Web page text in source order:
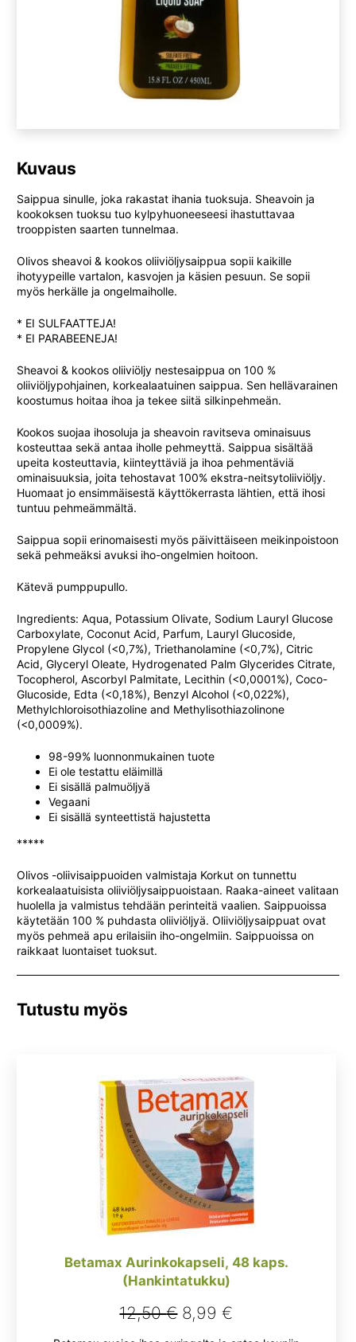
Kuvaus
Saippua sinulle, joka rakastat ihania tuoksuja. Sheavoin ja
kookoksen tuoksu tuo kylpyhuoneeseesi ihastuttavaa
trooppisten saarten tunnelmaa.
Olivos sheavoi & kookos oliiviöljysaippua sopii kaikille
ihotyypeille vartalon, kasvojen ja käsien pesuun. Se sopii
myös herkälle ja ongelmaiholle.
* EI SULFAATTEJA!
* EI PARABEENEJA!
Sheavoi & kookos oliiviöljy nestesaippua on 100 %
oliiviöljypohjainen, korkealaatuinen saippua. Sen hellävarainen
koostumus hoitaa ihoa ja tekee siitä silkinpehmeän.
Kookos suojaa ihosoluja ja sheavoin ravitseva ominaisuus
kosteuttaa sekä antaa iholle pehmeyttä. Saippua sisältää
upeita kosteuttavia, kiinteyttäviä ja ihoa pehmentäviä
ominaisuuksia, joita tehostavat 100% ekstra-neitsytoliiviöljy.
Huomaat jo ensimmäisestä käyttökerrasta lähtien, että ihosi
tuntuu pehmeämmältä.
Saippua sopii erinomaisesti myös päivittäiseen meikinpoistoon
sekä pehmeäksi avuksi iho-ongelmien hoitoon.
Kätevä pumppupullo.
Ingredients: Aqua, Potassium Olivate, Sodium Lauryl Glucose
Carboxylate, Coconut Acid, Parfum, Lauryl Glucoside,
Propylene Glycol (<0,7%), Triethanolamine (<0,7%), Citric
Acid, Glyceryl Oleate, Hydrogenated Palm Glycerides Citrate,
Tocopherol, Ascorbyl Palmitate, Lecithin (<0,0001%), Coco-
Glucoside, Edta (<0,18%), Benzyl Alcohol (<0,022%),
Methylchloroisothiazoline and Methylisothiazolinone
(<0,0009%).
98-99% luonnonmukainen tuote
Ei ole testattu eläimillä
Ei sisällä palmuöljyä
Vegaani
Ei sisällä synteettistä hajustetta
*****
Olivos -oliivisaippuoiden valmistaja Korkut on tunnettu
korkealaatuisista oliiviöljysaippuoistaan. Raaka-aineet valitaan
huolella ja valmistus tehdään perinteitä vaalien. Saippuoissa
käytetään 100 % puhdasta oliiviöljyä. Oliiviöljysaippuat ovat
myös pehmeä apu erilaisiin iho-ongelmiin. Saippuoissa on
raikkaat luontaiset tuoksut.
Tutustu myös
Betamax Aurinkokapseli, 48 kaps.
(Hankintatukku)
12,50€ Alkuperäinen
hinta
8,99€
hinta